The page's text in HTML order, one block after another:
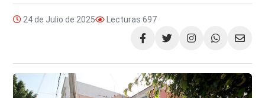
24 de Julio de 2025 Lecturas 697
Compartir